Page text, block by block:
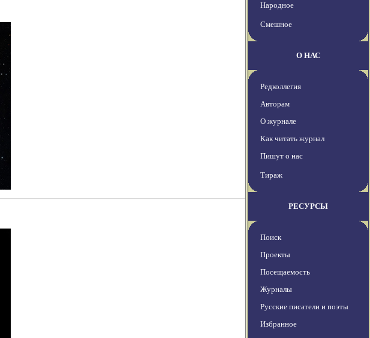
Народное
Смешное
О НАС
Редколлегия
Авторам
О журнале
Как читать журнал
Пишут о нас
Тираж
РЕСУРСЫ
Поиск
Проекты
Посещаемость
Журналы
Русские писатели и поэты
Избранное